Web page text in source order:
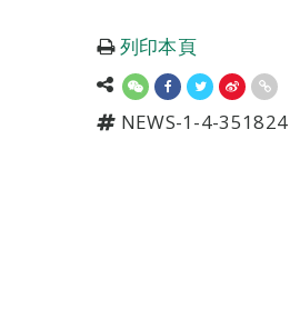
列印本頁
NEWS-1-4-351824